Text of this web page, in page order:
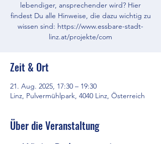
lebendiger, ansprechender wird? Hier
findest Du alle Hinweise, die dazu wichtig zu
wissen sind: https://www.essbare-stadt-
linz.at/projekte/com
Zeit & Ort
21. Aug. 2025, 17:30 – 19:30
Linz, Pulvermühlpark, 4040 Linz, Österreich
Über die Veranstaltung